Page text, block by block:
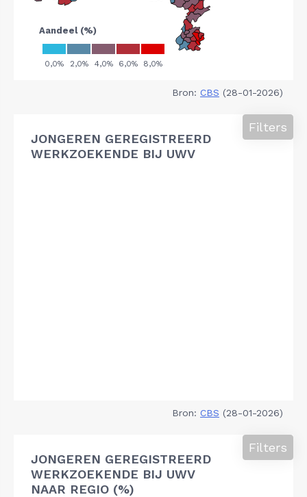
Bron: CBS (28-01-2026)
JONGEREN GEREGISTREERD
WERKZOEKENDE BIJ UWV
Filters
Bron: CBS (28-01-2026)
JONGEREN GEREGISTREERD
WERKZOEKENDE BIJ UWV
NAAR REGIO (%)
Filters